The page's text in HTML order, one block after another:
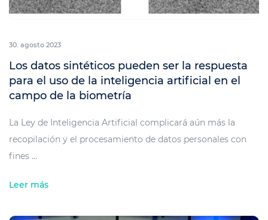
30. agosto 2023
Los datos sintéticos pueden ser la respuesta
para el uso de la inteligencia artificial en el
campo de la biometría
La Ley de Inteligencia Artificial complicará aún más la
recopilación y el procesamiento de datos personales con
fines ...
Leer más